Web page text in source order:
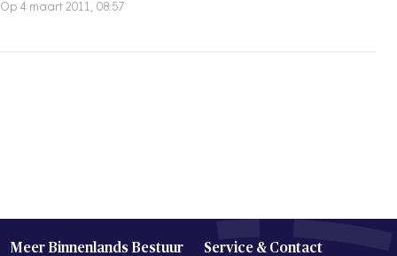
Op 4 maart 2011, 08:57
Meer Binnenlands Bestuur Service & Contact